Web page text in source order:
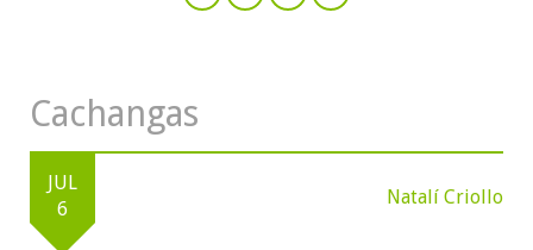
Cachangas
JUL
6
Natalí Criollo